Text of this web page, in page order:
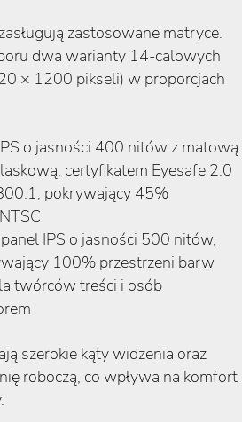
zastosowane matryce.
dwa warianty 14-calowych
× 1200 pikseli) w proporcjach
o jasności 400 nitów z matową
certyfikatem Eyesafe 2.0
pokrywający 45%
IPS o jasności 500 nitów,
100% przestrzeni barw
twórców treści i osób
szerokie kąty widzenia oraz
roboczą, co wpływa na komfort